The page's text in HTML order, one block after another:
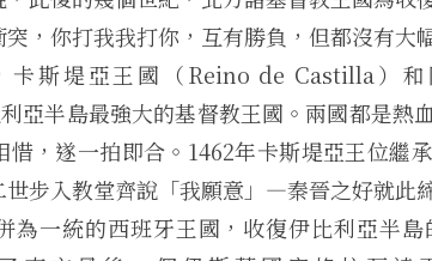
，你打我我打你，互有勝負，但都沒有大
卡斯堤亞王國（Reino de Castilla）
亞半島最強大的基督教王國。兩國都是熱
惜，遂一拍即合。1462年卡斯堤亞王位繼
步入教堂齊說「我願意」—秦晉之好就此
為一統的西班牙王國，收復伊比利亞半